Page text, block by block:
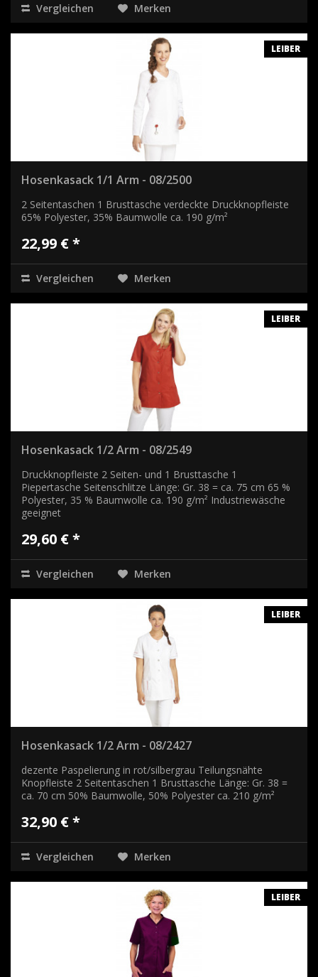
Vergleichen Merken
LEIBER
Hosenkasack 1/1 Arm - 08/2500
2 Seitentaschen 1 Brusttasche verdeckte Druckknopfleiste
65% Polyester, 35% Baumwolle ca. 190 g/m²
22,99 € *
Vergleichen Merken
LEIBER
Hosenkasack 1/2 Arm - 08/2549
Druckknopfleiste 2 Seiten- und 1 Brusttasche 1
Piepertasche Seitenschlitze Länge: Gr. 38 = ca. 75 cm 65 %
Polyester, 35 % Baumwolle ca. 190 g/m² Industriewäsche
geeignet
29,60 € *
Vergleichen Merken
LEIBER
Hosenkasack 1/2 Arm - 08/2427
dezente Paspelierung in rot/silbergrau Teilungsnähte
Knopfleiste 2 Seitentaschen 1 Brusttasche Länge: Gr. 38 =
ca. 70 cm 50% Baumwolle, 50% Polyester ca. 210 g/m²
32,90 € *
Vergleichen Merken
LEIBER